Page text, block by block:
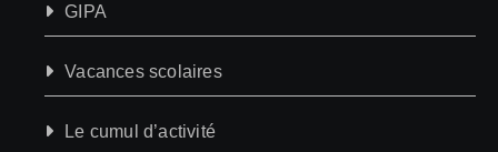
GIPA
Vacances scolaires
Le cumul d’activité